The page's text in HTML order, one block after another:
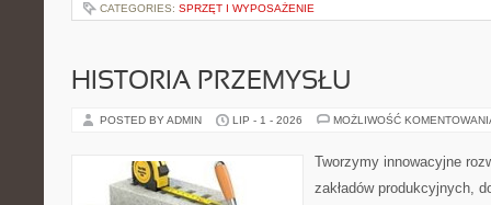
CATEGORIES: SPRZĘT I WYPOSAŻENIE
HISTORIA PRZEMYSŁU
POSTED BY ADMIN LIP - 1 - 2026 MOŻLIWOŚĆ
Tworzymy innowacyjne
zakładów produkcyjnych,